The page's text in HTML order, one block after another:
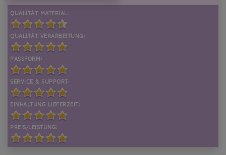
QUALITÄT MATERIAL:
QUALITÄT VERARBEITUNG:
PASSFORM:
SERVICE & SUPPORT:
EINHALTUNG LIEFERZEIT:
PREIS/LEISTUNG: